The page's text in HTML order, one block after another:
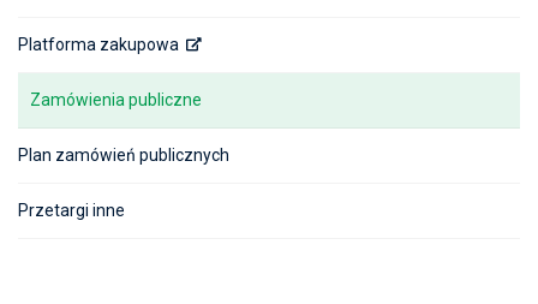
Platforma zakupowa
Zamówienia publiczne
Plan zamówień publicznych
Przetargi inne